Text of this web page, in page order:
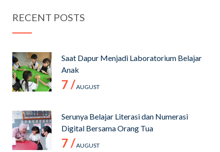
RECENT POSTS
Saat Dapur Menjadi Laboratorium Belajar
Anak
7 /AUGUST
Serunya Belajar Literasi dan Numerasi
Digital Bersama Orang Tua
7 /AUGUST